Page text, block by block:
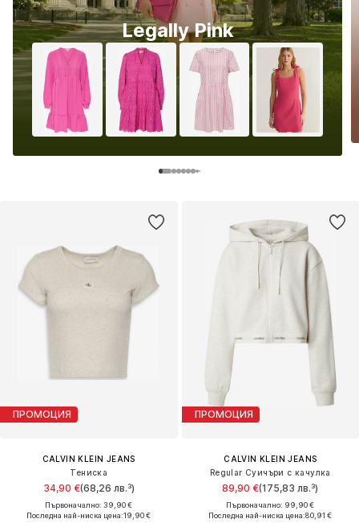
Legally Pink
ПРОМОЦИЯ
CALVIN KLEIN JEANS
Тениска
34,90 €(68,26 лв.³)
Първоначално: 39,90 €
Последна най-ниска цена:19,90 €
ПРОМОЦИЯ
CALVIN KLEIN JEANS
Regular Суичъри с качулка
89,90 €(175,83 лв.³)
Първоначално: 99,90 €
Последна най-ниска цена:80,91 €